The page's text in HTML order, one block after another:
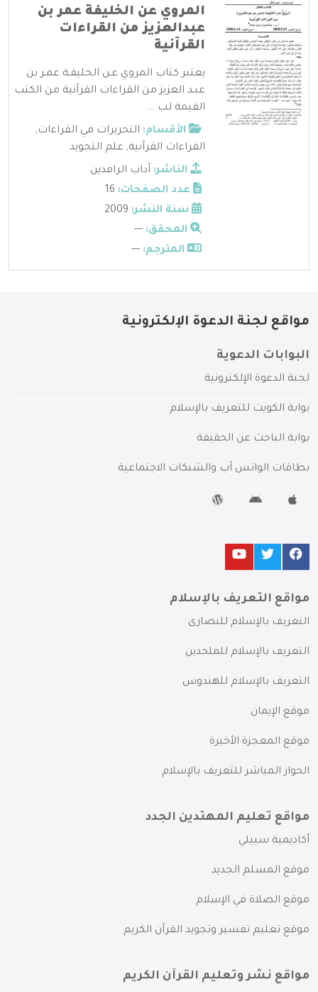
المروي عن الخليفة عمر بن
عبدالعزيز من القراءات
القرآنية
يعتبر كتاب المروي عـن الخليفـة عمـر بن
عبـد العزيز من القراءات القرآنية من الكتب
القيمة لب ...
الأقسام: التحريرات في القراءات,
القراءات القرآنية, علم التجويد
الناشر: آداب الرافدين
عدد الصفحات:
سنة النشر:
المحقق: ---
المترجم: ---
مواقع لجنة الدعوة الإلكترونية
البوابات الدعوية
لجنة الدعوة الإلكترونية
بوابة الكويت للتعريف بالإسلام
بوابة الباحث عن الحقيقة
بطاقات الواتس آب والشبكات الاجتماعية
مواقع التعريف بالإسلام
التعريف بالإسلام للنصارى
التعريف بالإسلام للملحدين
التعريف بالإسلام للهندوس
موقع الإيمان
موقع المعجزة الأخيرة
الحوار المباشر للتعريف بالإسلام
مواقع تعليم المهتدين الجدد
أكاديمية سبيلي
موقع المسلم الجديد
موقع الصلاة في الإسلام
موقع تعليم تفسير وتجويد القرآن الكريم
مواقع نشر وتعليم القرآن الكريم